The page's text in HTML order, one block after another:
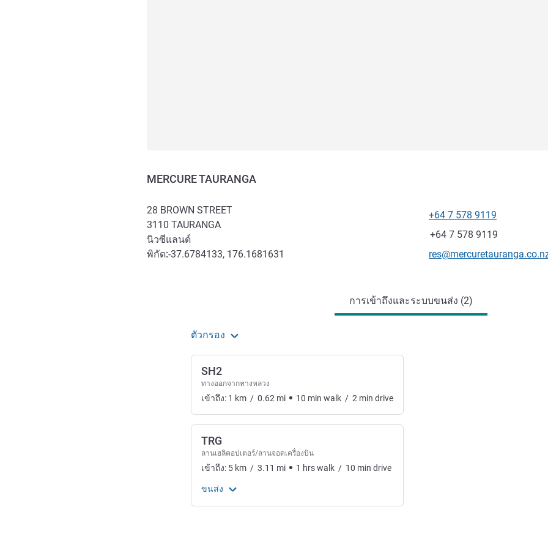
MERCURE TAURANGA
28 BROWN STREET
3110 TAURANGA
นิวซีแลนด์
พิกัด:-37.6784133, 176.1681631
โทรศัพท์
+64 7 578 9119
แฟกซ์
+64 7 578 9119
อีเมลติดต่อ
การเข้าถึงและระบบขนส่ง (2)
ตัวกรอง
SH2
ทางออกจากทางหลวง
เข้าถึง: 1 km / 0.62 mi 10 min walk / 2 min drive
TRG
ลานเฮลิคอปเตอร์/ลานจอดเครื่องบิน
เข้าถึง: 5 km / 3.11 mi 1 hrswalk / 10 min drive
ขนส่ง